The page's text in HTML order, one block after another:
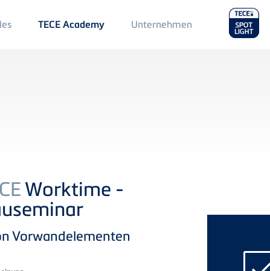
TECE Academy Main
Menu
Unternehmen
Worktime -
Vorwandelementen